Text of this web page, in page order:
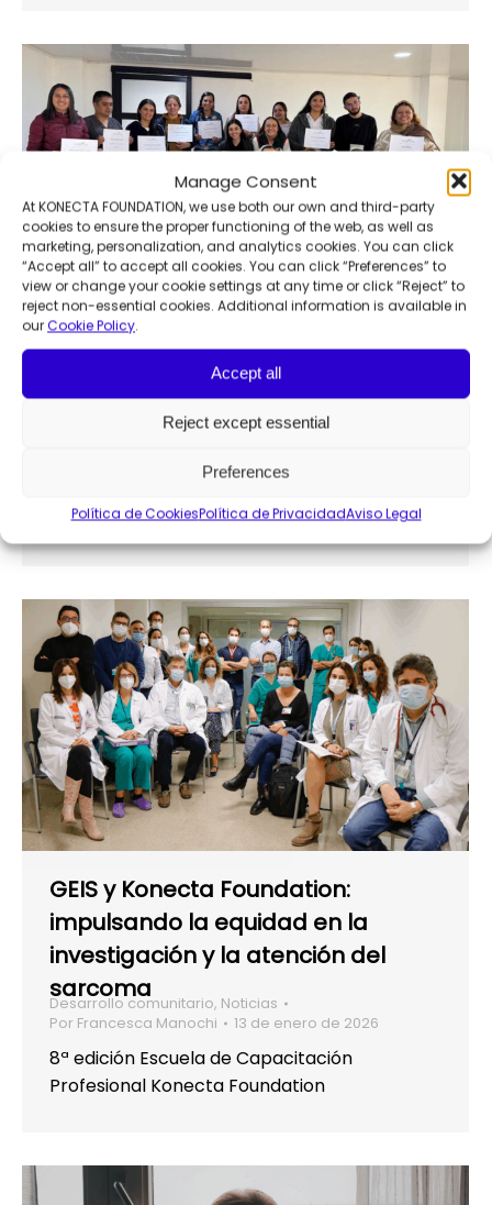
Manage Consent
At KONECTA FOUNDATION, we use both our own and third-party
cookies to ensure the proper functioning of the web, as well as
marketing, personalization, and analytics cookies. You can click
“Accept all” to accept all cookies. You can click “Preferences” to
view or change your cookie settings at any time or click “Reject” to
reject non-essential cookies. Additional information is available in
our Cookie Policy.
Accept all
Reject except essential
Preferences
Política de CookiesPolítica de PrivacidadAviso Legal
Protegiendo la infancia en
Colombia: nuestra colaboración
con Fundación Tiempo de Paz
Desarrollo comunitario
Noticias
Profesional Konecta Foundation
GEIS y Konecta Foundation:
impulsando la equidad en la
investigación y la atención del
sarcoma
Desarrollo comunitario, Noticias
Por Francesca Manochi 13 de enero de 2026
8ª edición Escuela de Capacitación
Profesional Konecta Foundation